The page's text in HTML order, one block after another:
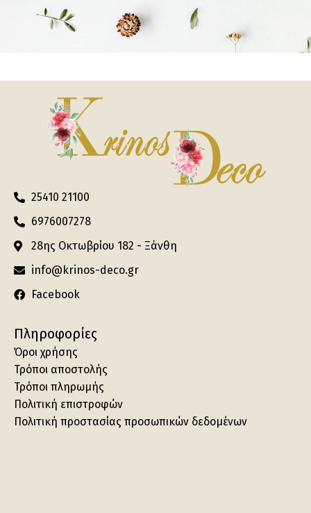
25410 21100
6976007278
28ης Οκτωβρίου 182 - Ξάνθη
info@krinos-deco.gr
Facebook
Πληροφορίες
Όροι χρήσης
Τρόποι αποστολής
Τρόποι πληρωμής
Πολιτική επιστροφών
Πολιτική προστασίας προσωπικών δεδομένων